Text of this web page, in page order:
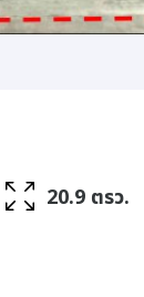
20.9 ตรว.